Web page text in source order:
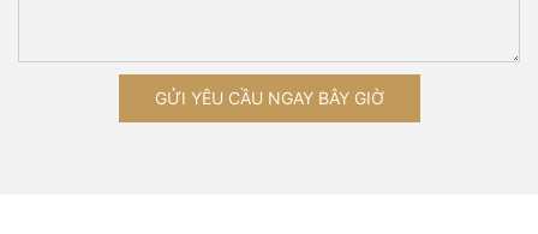
GỬI YÊU CẦU NGAY BÂY GIỜ